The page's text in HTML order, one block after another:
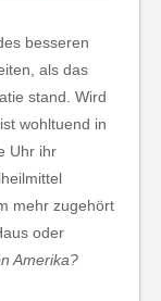
besseren
als das
stand. Wird
wohltuend in
Uhr ihr
mehr zugehört
oder
Amerika?